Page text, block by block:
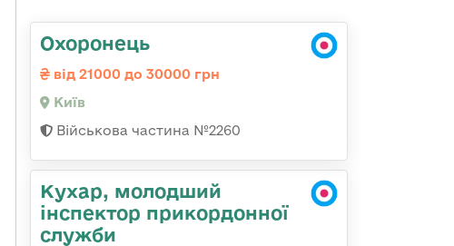
Охоронець
від 21000 до 30000 грн
Київ
Військова частина №2260
Кухар, молодший
інспектор прикордонної
служби